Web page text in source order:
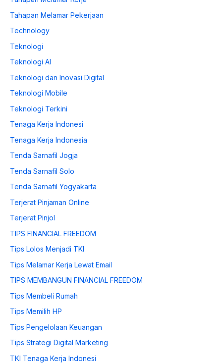
Tahapan Melamar Pekerjaan
Technology
Teknologi
Teknologi AI
Teknologi dan Inovasi Digital
Teknologi Mobile
Teknologi Terkini
Tenaga Kerja Indonesi
Tenaga Kerja Indonesia
Tenda Sarnafil Jogja
Tenda Sarnafil Solo
Tenda Sarnafil Yogyakarta
Terjerat Pinjaman Online
Terjerat Pinjol
TIPS FINANCIAL FREEDOM
Tips Lolos Menjadi TKI
Tips Melamar Kerja Lewat Email
TIPS MEMBANGUN FINANCIAL FREEDOM
Tips Membeli Rumah
Tips Memilih HP
Tips Pengelolaan Keuangan
Tips Strategi Digital Marketing
TKI Tenaga Kerja Indonesi